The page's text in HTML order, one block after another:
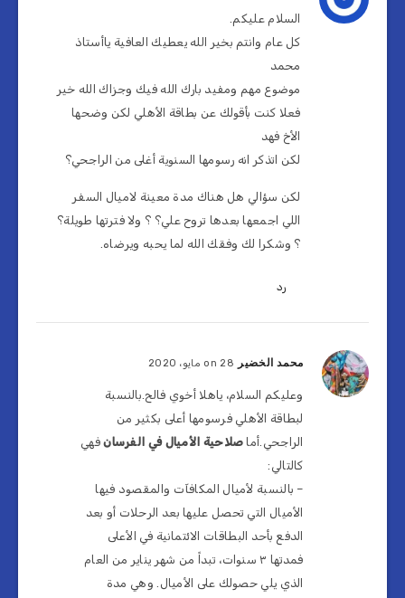
السلام عليكم.
كل عام وانتم بخير الله يعطيك العافية ياأستاذ
محمد
موضوع مهم ومفيد بارك الله فيك وجزاك الله خير
فعلا كنت بأقولك عن بطاقة الأهلي لكن وضحها
الأخ فهد
لكن اتذكر انه رسومها السنوية أغلى من الراجحي؟
لكن سؤالي هل هناك مدة معينة لاميال السفر
اللي اجمعها بعدها تروح علي؟ ؟ ولا فترتها طويلة؟
؟ وشكرا لك وفقك الله لما يحبه ويرضاه.
رد
محمد الخضير on 28 مايو، 2020
وعليكم السلام، ياهلا أخوي فالح.بالنسبة
لبطاقة الأهلي فرسومها أعلى بكثير من
الراجحي.أما صلاحية الأميال في الفرسانفهي
كالتالي:
– بالنسبة لأميال المكافآت والمقصود فيها
الأميال التي تحصل عليها بعد الرحلات أو بعد
الدفع بأحد البطاقات الائتمانية في الأعلى
فمدتها ٣ سنوات، تبداً من شهر يناير من العام
الذي يلي حصولك على الأميال. وهي مدة